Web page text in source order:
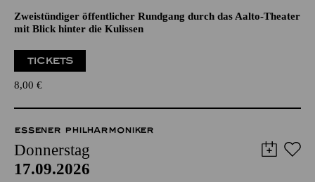
Zweistündiger öffentlicher Rundgang durch das Aalto-Theater
mit Blick hinter die Kulissen
TICKETS
8,00 €
ESSENER PHILHARMONIKER
Donnerstag
17.09.2026